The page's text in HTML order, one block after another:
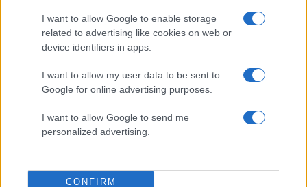
I want to allow Google to enable storage
related to advertising like cookies on web or
device identifiers in apps.
I want to allow my user data to be sent to
Google for online advertising purposes.
I want to allow Google to send me
personalized advertising.
CONFIRM
Σοκαριστική υπόθεση στην
Κρήτη: Τουρίστας ρωτούσε
πόσο να πληρώσει για να
ασελγήσει σε 10χρονο
αμέριμνο σε αυλή
επιχείρησης
Μυστράς: Αλλαγή
υπερασπιστική
55χρονου που έκρυψε
στους γονείς και η
διαφωνία με την